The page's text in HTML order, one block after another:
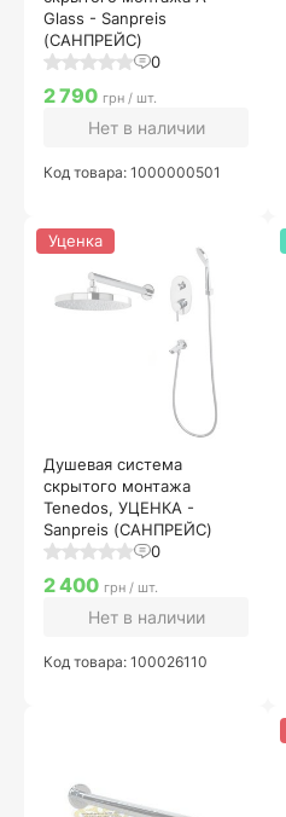
Glass - Sanpreis
(САНПРЕЙС)
0
2 790 грн / шт.
Нет в наличии
Код товара: 1000000501
Душевая система
скрытого монтажа
Tenedos, УЦЕНКА -
Sanpreis (САНПРЕЙС)
0
Уценка
2 400 грн / шт.
Нет в наличии
Код товара: 100026110